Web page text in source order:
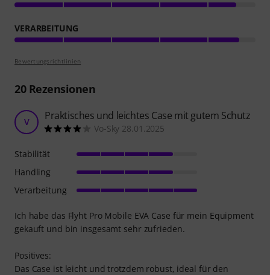
VERARBEITUNG
Bewertungsrichtlinien
20Rezensionen
V Praktisches und leichtes Case mit gutem Schutz
Vo-Sky 28.01.2025
Ich habe das Flyht Pro Mobile EVA Case für mein Equipment
gekauft und bin insgesamt sehr zufrieden.
Positives:
Das Case ist leicht und trotzdem robust, ideal für den
Stabilität
Handling
Verarbeitung